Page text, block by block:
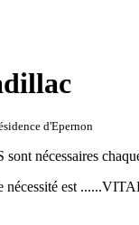
d'Epernon
nécessaires
est